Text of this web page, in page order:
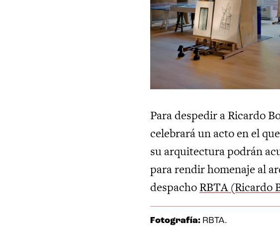
Para despedir a Ricardo
celebrará un acto en el
su arquitectura podrán
para rendir homenaje al
despachoRBTA (Ricardo
Fotografía: RBTA.